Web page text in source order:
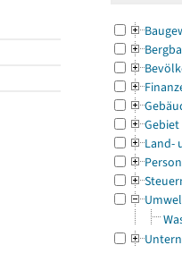
Gebiet
Land-